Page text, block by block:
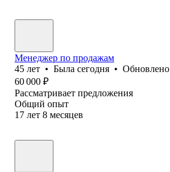
Менеджер по продажам
45 лет • Была сегодня • Обновлено
60 000 ₽
Рассматривает предложения
Общий опыт
17 лет 8 месяцев